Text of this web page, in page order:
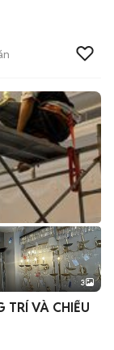
3
TRÍ VÀ CHIẾU